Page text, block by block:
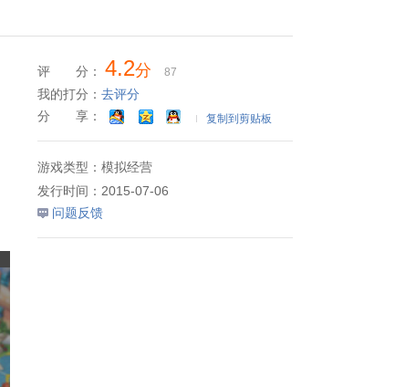
评 分： 4.2分 87
我的打分： 去评分
分 享：
复制到剪贴板
游戏类型： 模拟经营
发行时间： 2015-07-06
问题反馈